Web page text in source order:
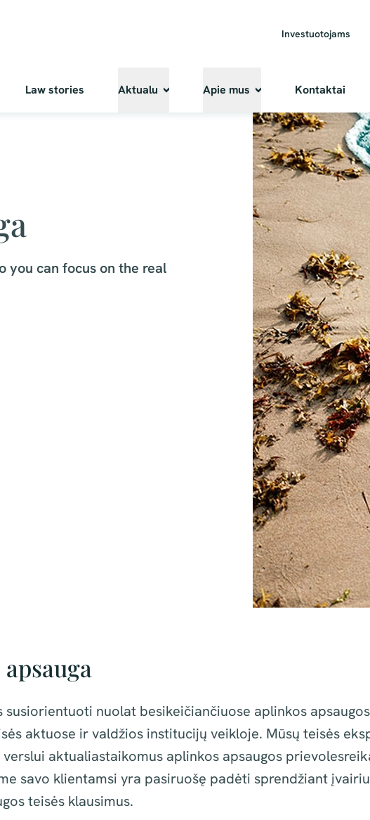
Investuotojams
Law stories Aktualu Apie mus Kontaktai
you can focus on the real
susiorientuoti nuolat besikeičiančiuose aplinkos apsaugos
aktuose ir valdžios institucijų veikloje. Mūsų teisės
aktualiastaikomus aplinkos apsaugos
savo klientamsi yra pasiruošę padėti sprendžiant
teisės klausimus.